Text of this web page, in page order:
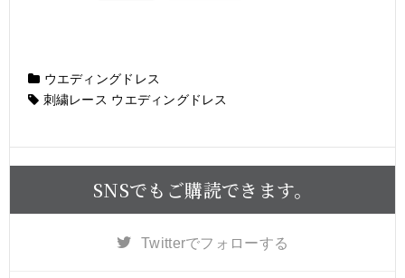
ウエディングドレス
刺繍レース ウエディングドレス
SNSでもご購読できます。
Twitterでフォローする